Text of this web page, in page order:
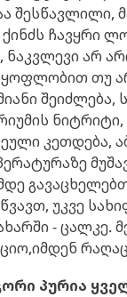
შესწავლილი,
ჩავყრი
ნაკვლევი არ
თუ
კეთდება,
უკვე
- ცალკე.
პურია